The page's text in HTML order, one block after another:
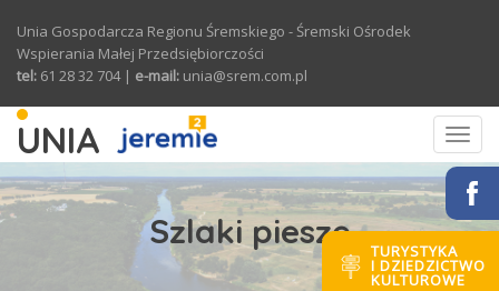
Unia Gospodarcza Regionu Śremskiego - Śremski Ośrodek
Wspierania Małej Przedsiębiorczości
tel: 61 28 32 704 | e-mail: unia@srem.com.pl
UNIA
TURYSTYKA
I DZIEDZICTWO
KULTUROWE
Szlaki piesze